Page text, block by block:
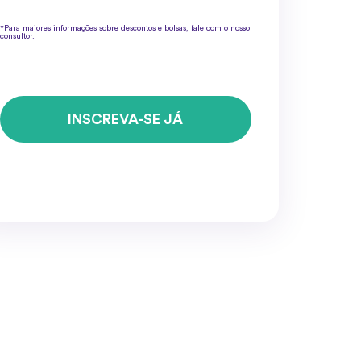
*Para maiores informações sobre descontos e bolsas, fale com o nosso
consultor.
INSCREVA-SE JÁ